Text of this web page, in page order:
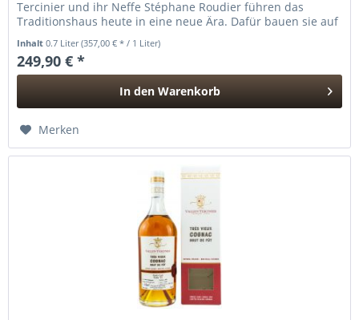
Tercinier und ihr Neffe Stéphane Roudier führen das
Traditionshaus heute in eine neue Ära. Dafür bauen sie auf
Inhalt0.7 Liter(357,00 € * / 1 Liter)
249,90 € *
In den Warenkorb
Merken